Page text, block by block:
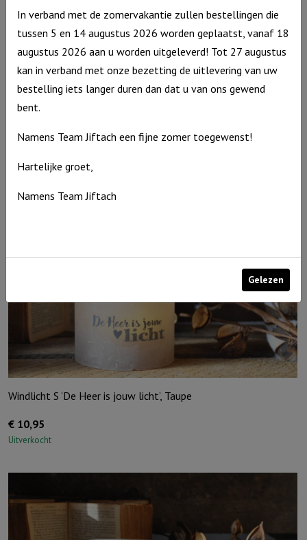
Windlicht S “You are the light” Ivoor
10,95
Windlicht
Windlicht S ‘De Heer is jouw licht’, Taupe
€ 10,95
Uitverkocht
In verband met de zomervakantie zullen bestellingen die
tussen 5 en 14 augustus 2026 worden geplaatst, vanaf 18
augustus 2026 aan u worden uitgeleverd! Tot 27 augustus
kan in verband met onze bezetting de uitlevering van uw
bestelling iets langer duren dan dat u van ons gewend
bent.
Namens Team Jiftach een fijne zomer toegewenst!
Hartelijke groet,
Namens Team Jiftach
Gelezen